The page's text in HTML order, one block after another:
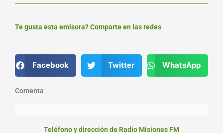
Te gusta esta emisora? Comparte en las redes
Facebook Twitter WhatsApp
Comenta
Teléfono y dirección de Radio Misiones FM